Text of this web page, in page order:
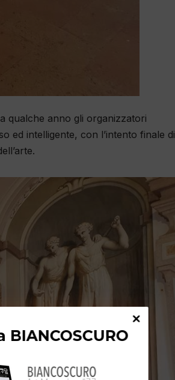
qualche anno gli organizzatori
ed intelligente, con l’intento finale di